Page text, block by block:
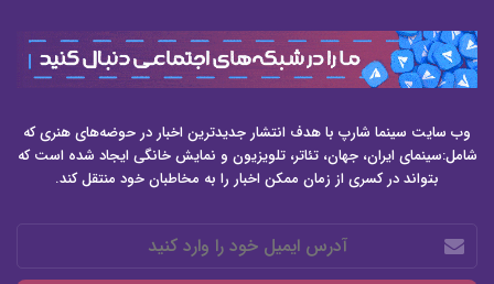
وب سایت سینما شارپ با هدف انتشار جدیدترین اخبار در حوضه‌های هنری که
شامل:سینمای ایران، جهان، تئاتر، تلویزیون و نمایش خانگی ایجاد شده است که
بتواند در کسری از زمان ممکن اخبار را به مخاطبان خود منتقل کند.
آدرس
ایمیل